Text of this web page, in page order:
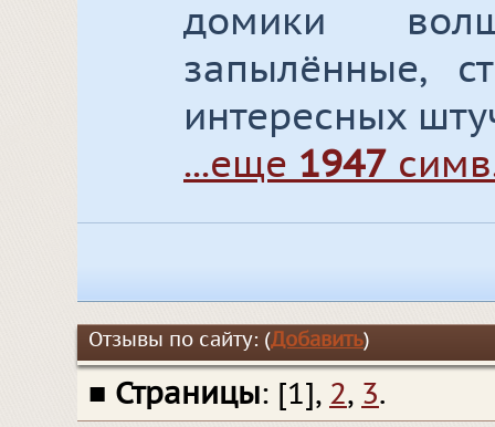
домики
запылённые,
интересных
...еще 1947
Отзывы по сайту: (Добавить)
■ Страницы: [1], 2, 3.